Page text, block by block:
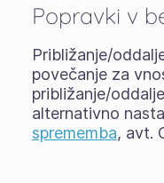
Popravki v
Približanje/
povečanje za
približanje/
alternativno
sprememba, avt.